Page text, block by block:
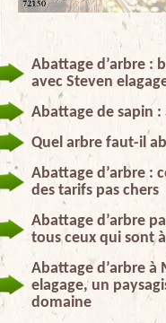
Abattage d’arbre :
avec Steven
Abattage de sapin :
Quel arbre faut-il
Abattage d’arbre :
des tarifs pas chers
Abattage d’arbre
tous ceux qui sont
Abattage d’arbre à
elagage, un
domaine